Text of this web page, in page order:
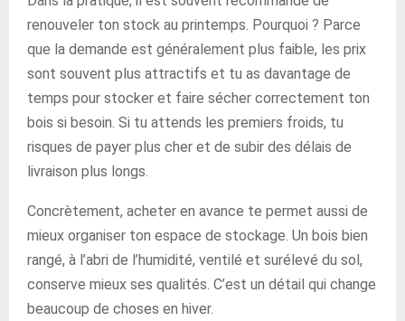
renouveler ton stock au printemps. Pourquoi ? Parce
que la demande est généralement plus faible, les prix
sont souvent plus attractifs et tu as davantage de
temps pour stocker et faire sécher correctement ton
bois si besoin. Si tu attends les premiers froids, tu
risques de payer plus cher et de subir des délais de
livraison plus longs.
Concrètement, acheter en avance te permet aussi de
mieux organiser ton espace de stockage. Un bois bien
rangé, à l’abri de l’humidité, ventilé et surélevé du sol,
conserve mieux ses qualités. C’est un détail qui change
beaucoup de choses en hiver.